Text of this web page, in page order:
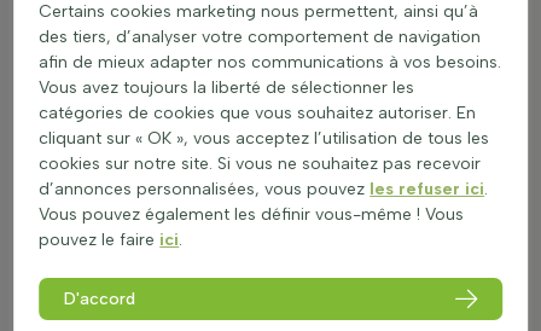
distingue par sa forme élégante et son feuillage dense,
qui se prête parfaitement à la taille en topiaire. Cet
arbuste, qui s'épanouit sous le climat tempéré d'Eurasie
du Sud-Ouest et d'Afrique du Nord, présente des
floraisons discrètes aux teintes de jaune et de vert au
cours des mois de mars et avril. Son allure raffinée en fait
un choix privilégié pour les allées et les points focaux
dans les jardins soignés.
LeBuxus sempervirens (haie de buis), ou buis commun,
est un arbuste persistant qui exprime toute sa splendeur
contemporains. Sa résistance et sa versatilité en font le
choix idéal pour former des haies ou des bordures
Certains cookies marketing nous permettent, ainsi qu’à
des tiers, d’analyser votre comportement de navigation
afin de mieux adapter nos communications à vos besoins.
Vous avez toujours la liberté de sélectionner les
catégories de cookies que vous souhaitez autoriser. En
cliquant sur « OK », vous acceptez l’utilisation de tous les
cookies sur notre site. Si vous ne souhaitez pas recevoir
d’annonces personnalisées, vous pouvez les refuser ici.
Vous pouvez également les définir vous-même ! Vous
pouvez le faire ici.
D'accord